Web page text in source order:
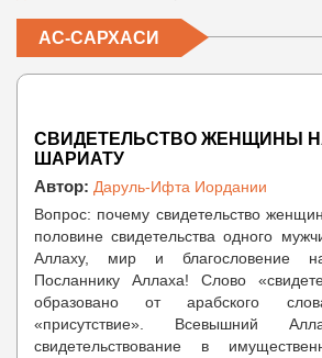
АС-САРХАСИ
СВИДЕТЕЛЬСТВО ЖЕНЩИНЫ
ШАРИАТУ
Автор: Даруль-Ифта Иордании
Вопрос: почему свидетельство
половине свидетельства одного
Аллаху, мир и благословение
Посланнику Аллаха! Слово
образовано от арабского
«присутствие». Всевышний
свидетельствование в